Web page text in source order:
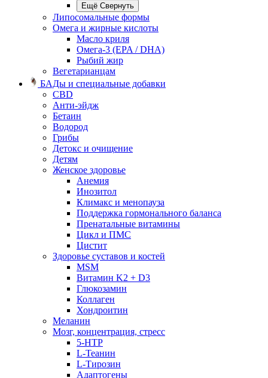
Ещё Свернуть
Липосомальные формы
Омега и жирные кислоты
Масло криля
Омега-3 (EPA / DHA)
Рыбий жир
Вегетарианцам
БАДы и специальные добавки
CBD
Анти-эйдж
Бетаин
Водород
Грибы
Детокс и очищение
Детям
Женское здоровье
Анемия
Инозитол
Климакс и менопауза
Поддержка гормонального баланса
Пренатальные витамины
Цикл и ПМС
Цистит
Здоровье суставов и костей
MSM
Витамин K2 + D3
Глюкозамин
Коллаген
Хондроитин
Меланин
Мозг, концентрация, стресс
5-HTP
L-Теанин
L-Тирозин
Адаптогены